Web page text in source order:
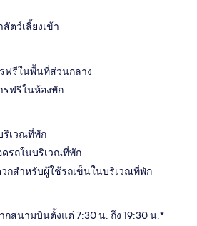
ตว์เลี้ยงเข้า
ฟรีในพื้นที่ส่วนกลาง
รฟรีในห้องพัก
ริเวณที่พัก
ดรถในบริเวณที่พัก
กสำหรับผู้ใช้รถเข็นในบริเวณที่พัก
กสนามบินตั้งแต่ 7:30 น. ถึง 19:30 น.*